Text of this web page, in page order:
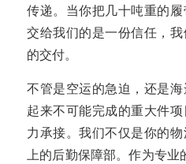
传递。当你把几十吨重的
交给我们的是一份信任，
的交付。
不管是空运的急迫，还是
起来不可能完成的重大件
力承接。我们不仅是你的
上的后勤保障部。作为专业